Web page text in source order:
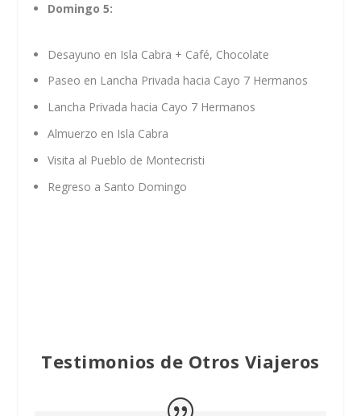
Domingo 5:
Desayuno en Isla Cabra + Café, Chocolate
Paseo en Lancha Privada hacia Cayo 7 Hermanos
Lancha Privada hacia Cayo 7 Hermanos
Almuerzo en Isla Cabra
Visita al Pueblo de Montecristi
Regreso a Santo Domingo
Testimonios de Otros Viajeros